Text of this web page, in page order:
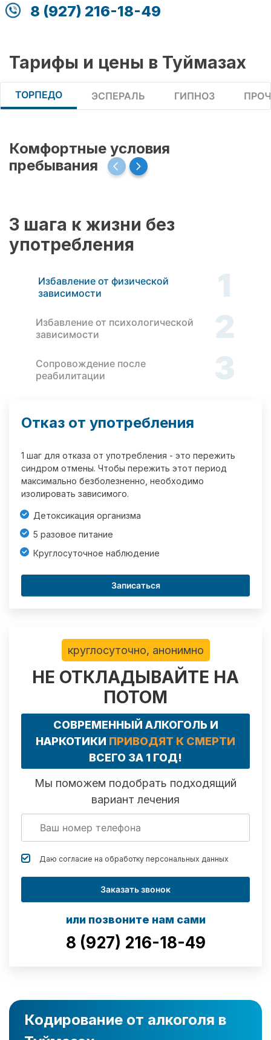
8 (927) 216-18-49
Тарифы и цены в Туймазах
ТОРПЕДО ЭСПЕРАЛЬ ГИПНОЗ
Комфортные условия
пребывания
3 шага к жизни без
употребления
Избавление от физической
зависимости
1
Избавление от психологической
зависимости
2
Сопровождение после
реабилитации
3
Отказ от употребления
1 шаг для отказа от употребления - это пережить
синдром отмены. Чтобы пережить этот период
максимально безболезненно, необходимо
изолировать зависимого.
Детоксикация организма
5 разовое питание
Круглосуточное наблюдение
Записаться
круглосуточно, анонимно
НЕ ОТКЛАДЫВАЙТЕ НА
ПОТОМ
СОВРЕМЕННЫЙ АЛКОГОЛЬ И
НАРКОТИКИ ПРИВОДЯТ К СМЕРТИ
ВСЕГО ЗА 1 ГОД!
Мы поможем подобрать подходящий
вариант лечения
Даю согласие на обработку персональных данных
Заказать звонок
или позвоните нам сами
8 (927) 216-18-49
Кодирование от алкоголя в